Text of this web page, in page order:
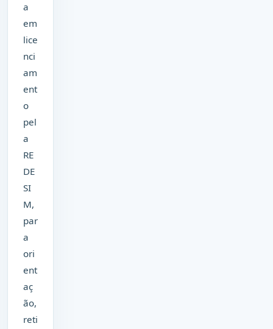
a
em
lice
nci
am
ent
o
pel
a
RE
DE
SI
M,
par
a
ori
ent
aç
ão,
reti